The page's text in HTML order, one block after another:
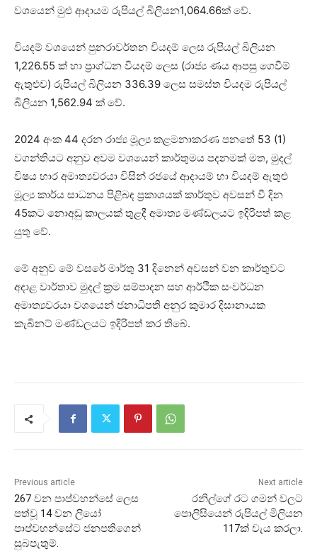
වශයෙන් මුළු ආදායම රුපියල් බිලියන1,064.66ක් වේ.
වියදම් වශයෙන් පුනරාවර්තන වියදම් ලෙස රුපියල් බිලියන
1,226.55 ක් හා ප්‍රාග්ධන වියදම් ලෙස (රාජ්‍ය ණය ආපසු ගෙවීම්
ඇතුළුව) රුපියල් බිලියන 336.39 ලෙස සමස්ත වියදම රුපියල්
බිලියන 1,562.94 ක් වේ.
2024 අංක 44 දරන රාජ්‍ය මූල්‍ය කළමනාකරණ පනතේ 53 (1)
වගන්තියට අනුව අවම වශයෙන් කාර්තුමය පදනමක් මත, මුදල්
විෂය භාර අමාත්‍යවරයා විසින් රජයේ ආදායම් හා වියදම් ඇතුළු
මූල්‍ය කාර්ය සාධනය පිළිබඳ ප්‍රකාශයක් කාර්තුව අවසන් වී දින
45කට නොඅඩු කාලයක් තුළදී අමාත්‍ය මණ්ඩලයට ඉදිරිපත් කළ
යුතු වේ.
මේ අනුව මේ වසරේ මාර්තු 31 දිනෙන් අවසන් වන කාර්තුවට
අදාළ වාර්තාව මුදල් ක්‍රම සම්පාදන සහ ආර්ථික සංවර්ධන
අමාත්‍යවරයා වශයෙන් ජනාධිපති අනුර කුමාර දිසානායක
කැබිනට් මණ්ඩලයට ඉදිරිපත් කර තිබේ.
Previous article
267 වන පාප්වහන්සේ ලෙස
පත්වූ 14 වන ලියෝ
පාප්වහන්සේට ජනපතිගෙන්
සුබපැතුම්.
Next article
රනිල්ගේ රට ගමන් වලට
පොලිසියෙන් රුපියල් මිලියන
117ක් වැය කරලා.